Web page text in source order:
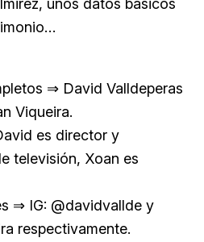
unos datos básicos
⇒ David Valldeperas
Viqueira.
es director y
televisión, Xoan es
⇒ IG: @davidvallde y
respectivamente.